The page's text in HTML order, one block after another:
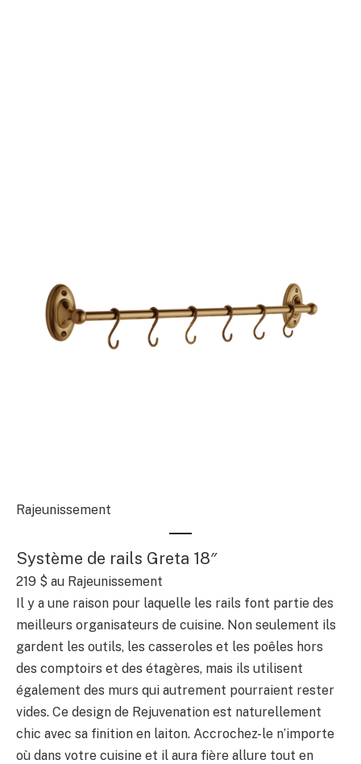
Rajeunissement
Système de rails Greta 18″
219 $ au Rajeunissement
Il y a une raison pour laquelle les rails font partie des
meilleurs organisateurs de cuisine. Non seulement ils
gardent les outils, les casseroles et les poêles hors
des comptoirs et des étagères, mais ils utilisent
également des murs qui autrement pourraient rester
vides. Ce design de Rejuvenation est naturellement
chic avec sa finition en laiton. Accrochez-le n’importe
où dans votre cuisine et il aura fière allure tout en